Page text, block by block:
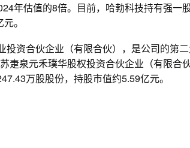
年估值的8倍。目前，哈勃科技持有强一
。
资合伙企业（有限合伙），是公司的第
疌泉元禾璞华股权投资合伙企业（有限合
万股股份，持股市值约5.59亿元。